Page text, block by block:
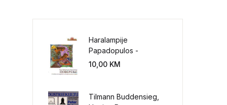
Haralampije
Papadopulos -
Poverenje: sloboda od
10,00 KM
Tilmann Buddensieg,